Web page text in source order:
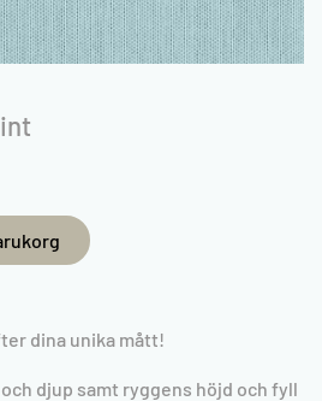
dina unika mått!
djup samt ryggens höjd och fyll